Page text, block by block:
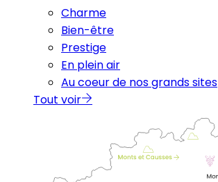
Charme
Bien-être
Prestige
En plein air
Au coeur de nos grands sites
Tout voir